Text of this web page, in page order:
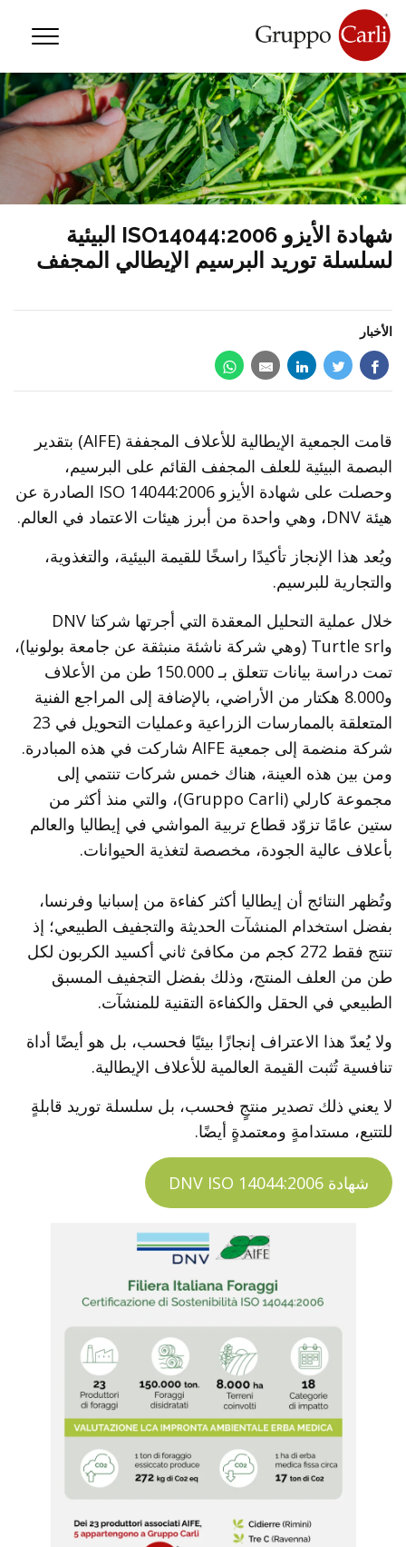
الحيوانات
T
—
info@gruppocarli.com
شهادة الأيزو ISO14044:2006 البيئية
لسلسلة توريد البرسيم الإيطالي المجفف
الأخبار
قامت الجمعية الإيطالية للأعلاف المجففة (AIFE) بتقدير
البصمة البيئية للعلف المجفف القائم على البرسيم،
وحصلت على شهادة الأيزو ISO 14044:2006 الصادرة عن
هيئة DNV، وهي واحدة من أبرز هيئات الاعتماد في العالم.
ويُعد هذا الإنجاز تأكيدًا راسخًا للقيمة البيئية، والتغذوية،
والتجارية للبرسيم.
خلال عملية التحليل المعقدة التي أجرتها شركتا DNV
وTurtle srl (وهي شركة ناشئة منبثقة عن جامعة بولونيا)،
تمت دراسة بيانات تتعلق بـ 150.000 طن من الأعلاف
و8.000 هكتار من الأراضي، بالإضافة إلى المراجع الفنية
المتعلقة بالممارسات الزراعية وعمليات التحويل في 23
شركة منضمة إلى جمعية AIFE شاركت في هذه المبادرة.
ومن بين هذه العينة، هناك خمس شركات تنتمي إلى
مجموعة كارلي (Gruppo Carli)، والتي منذ أكثر من
ستين عامًا تزوّد قطاع تربية المواشي في إيطاليا والعالم
بأعلاف عالية الجودة، مخصصة لتغذية الحيوانات.
وتُظهر النتائج أن إيطاليا أكثر كفاءة من إسبانيا وفرنسا،
بفضل استخدام المنشآت الحديثة والتجفيف الطبيعي؛ إذ
تنتج فقط 272 كجم من مكافئ ثاني أكسيد الكربون لكل
طن من العلف المنتج، وذلك بفضل التجفيف المسبق
الطبيعي في الحقل والكفاءة التقنية للمنشآت.
ولا يُعدّ هذا الاعتراف إنجازًا بيئيًا فحسب، بل هو أيضًا أداة
تنافسية تُثبت القيمة العالمية للأعلاف الإيطالية.
لا يعني ذلك تصدير منتجٍ فحسب، بل سلسلة توريد قابلةٍ
للتتبع، مستدامةٍ ومعتمدةٍ أيضًا.
شهادة DNV ISO 14044:2006